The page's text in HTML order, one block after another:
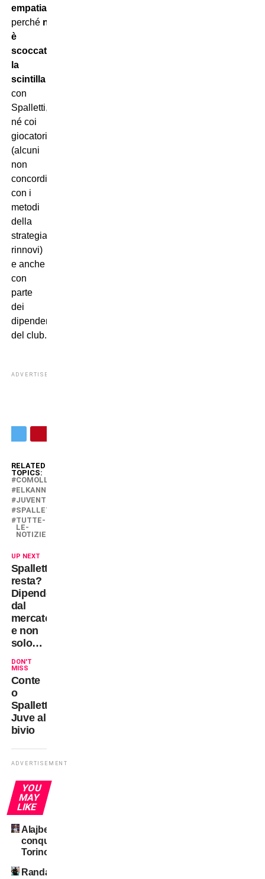
empatiae
perchénon
è
scoccata
la
scintillané
con
Spalletti,
né coi
giocatori
(alcuni
non
concordi
con i
metodi
della
strategia
rinnovi)
e anche
con
parte
dei
dipendenti
del club.
ADVERTISEMENT
RELATED
TOPICS:
COMOLLI
ELKANN
JUVENTUS
SPALLETTI
TUTTE-
LE-
NOTIZIE
UP NEXT
Spalletti
resta?
Dipende
dal
mercato
e non
solo…
DON'T
MISS
Conte
o
Spalletti:
Juve al
bivio
ADVERTISEMENT
YOU
MAY
LIKE
Alajbegovic
conquista
Torino
Randal